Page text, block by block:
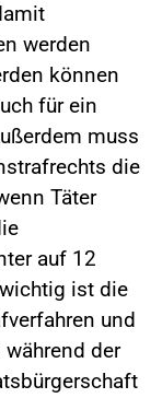
werden
können
für ein
muss
die
Täter
auf 12
ist die
und
der